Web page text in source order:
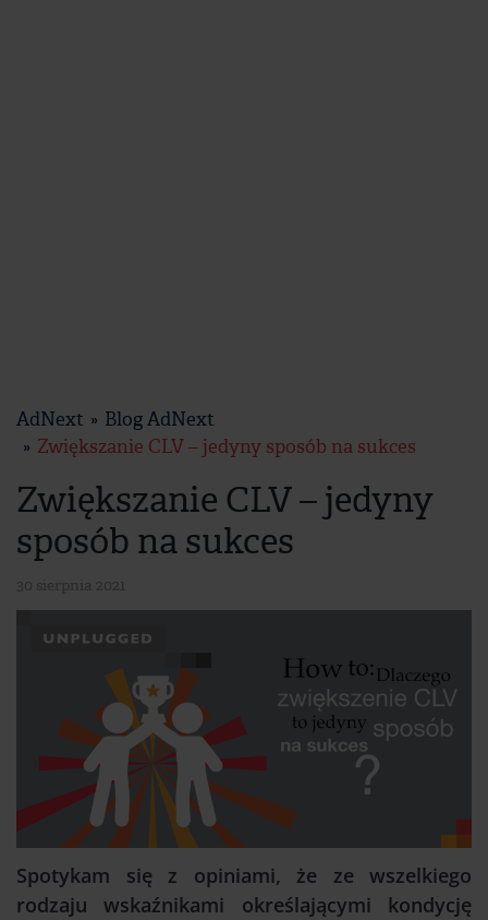
AdNext
Blog AdNext
Zwiększanie CLV – jedyny sposób na sukces
Zwiększanie CLV – jedyny
sposób na sukces
Spotykam się z opiniami, że ze wszelkiego
rodzaju wskaźnikami określającymi kondycję